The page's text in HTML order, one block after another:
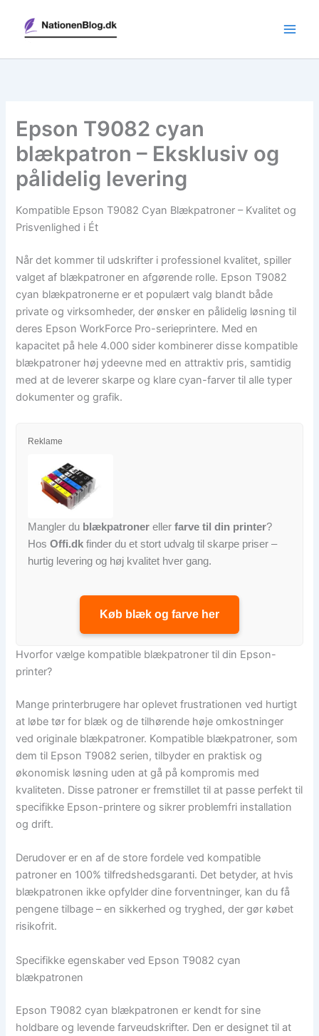
indholdet
Epson T9082 cyan
blækpatron – Eksklusiv og
pålidelig levering
Kompatible Epson T9082 Cyan Blækpatroner – Kvalitet og
Prisvenlighed i Ét
Når det kommer til udskrifter i professionel kvalitet, spiller
valget af blækpatroner en afgørende rolle. Epson T9082
cyan blækpatronerne er et populært valg blandt både
private og virksomheder, der ønsker en pålidelig løsning til
deres Epson WorkForce Pro-serieprintere. Med en
kapacitet på hele 4.000 sider kombinerer disse kompatible
blækpatroner høj ydeevne med en attraktiv pris, samtidig
med at de leverer skarpe og klare cyan-farver til alle typer
dokumenter og grafik.
Reklame
Mangler du blækpatroner ellerfarve til din printer?
HosOffi.dk finder du et stort udvalg til skarpe priser –
hurtig levering og høj kvalitet hver gang.
Køb blæk og farve her
Hvorfor vælge kompatible blækpatroner til din Epson-
printer?
Mange printerbrugere har oplevet frustrationen ved hurtigt
at løbe tør for blæk og de tilhørende høje omkostninger
ved originale blækpatroner. Kompatible blækpatroner, som
dem til Epson T9082 serien, tilbyder en praktisk og
økonomisk løsning uden at gå på kompromis med
kvaliteten. Disse patroner er fremstillet til at passe perfekt til
specifikke Epson-printere og sikrer problemfri installation
og drift.
Derudover er en af de store fordele ved kompatible
patroner en 100% tilfredshedsgaranti. Det betyder, at hvis
blækpatronen ikke opfylder dine forventninger, kan du få
pengene tilbage – en sikkerhed og tryghed, der gør købet
risikofrit.
Specifikke egenskaber ved Epson T9082 cyan
blækpatronen
Epson T9082 cyan blækpatronen er kendt for sine
holdbare og levende farveudskrifter. Den er designet til at